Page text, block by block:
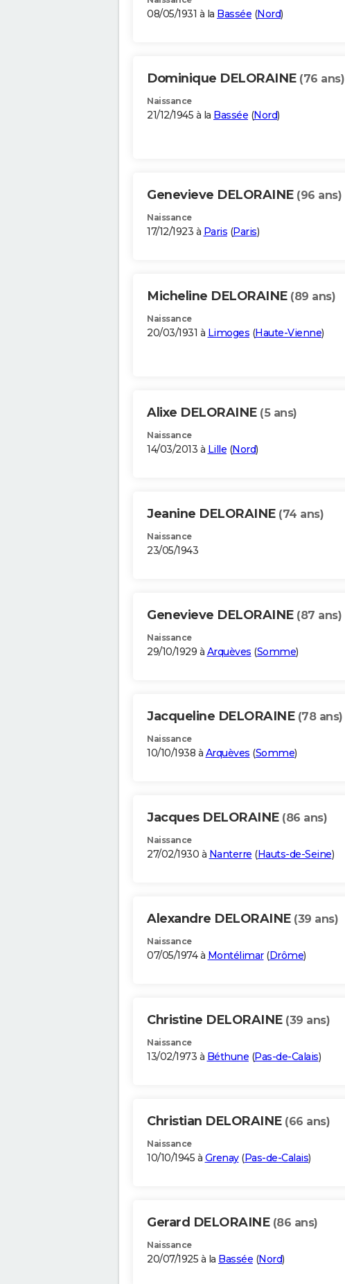
08/05/1931 à la Bassée (Nord)
Dominique DELORAINE (76 ans)
Naissance
21/12/1945 à la Bassée (Nord)
Genevieve DELORAINE (96 ans)
Naissance
17/12/1923 à Paris (Paris)
Micheline DELORAINE (89 ans)
Naissance
20/03/1931 à Limoges (Haute-Vienne)
Alixe DELORAINE (5 ans)
Naissance
14/03/2013 à Lille (Nord)
Jeanine DELORAINE (74 ans)
Naissance
23/05/1943
Genevieve DELORAINE (87 ans)
Naissance
29/10/1929 à Arquèves (Somme)
Jacqueline DELORAINE (78 ans)
Naissance
10/10/1938 à Arquèves (Somme)
Jacques DELORAINE (86 ans)
Naissance
27/02/1930 à Nanterre (Hauts-de-Seine)
Alexandre DELORAINE (39 ans)
Naissance
07/05/1974 à Montélimar(Drôme)
Christine DELORAINE (39 ans)
Naissance
13/02/1973 à Béthune (Pas-de-Calais)
Christian DELORAINE (66 ans)
Naissance
10/10/1945 à Grenay(Pas-de-Calais)
Gerard DELORAINE (86 ans)
Naissance
20/07/1925 à la Bassée (Nord)